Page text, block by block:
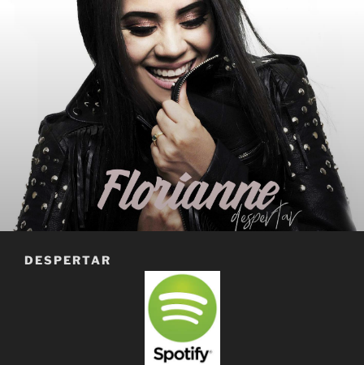
DESPERTAR